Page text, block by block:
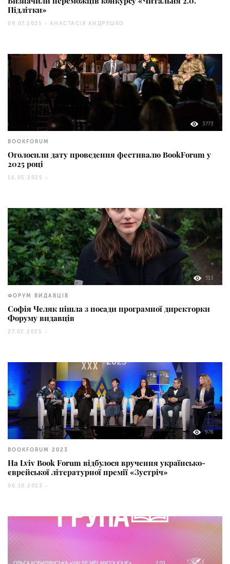
Підлітки»
09.07.2025 - АНАСТАСІЯ АНДРУШКО
3773
BOOKFORUM
Оголосили дату проведення фестивалю BookForum у
2025 році
16.05.2025 -
513
ФОРУМ ВИДАВЦІВ
Софія Челяк пішла з посади програмної директорки
Форуму видавців
27.02.2025 -
976
BOOKFORUM 2023
На Lviv Book Forum відбулося вручення українсько-
єврейської літературної премії «Зустріч»
06.10.2023 -